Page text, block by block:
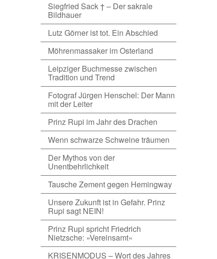
Siegfried Sack † – Der sakrale
Bildhauer
Lutz Görner ist tot. Ein Abschied
Möhrenmassaker im Osterland
Leipziger Buchmesse zwischen
Tradition und Trend
Fotograf Jürgen Henschel: Der Mann
mit der Leiter
Prinz Rupi im Jahr des Drachen
Wenn schwarze Schweine träumen
Der Mythos von der
Unentbehrlichkeit
Tausche Zement gegen Hemingway
Unsere Zukunft ist in Gefahr. Prinz
Rupi sagt NEIN!
Prinz Rupi spricht Friedrich
Nietzsche: »Vereinsamt«
KRISENMODUS – Wort des Jahres